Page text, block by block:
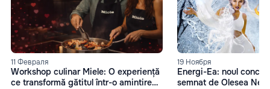
11 Февраля
Workshop culinar Miele: O experiență
ce transformă gătitul într-o amintire
19 Ноября
Energi-Ea: noul
semnat de Olesea